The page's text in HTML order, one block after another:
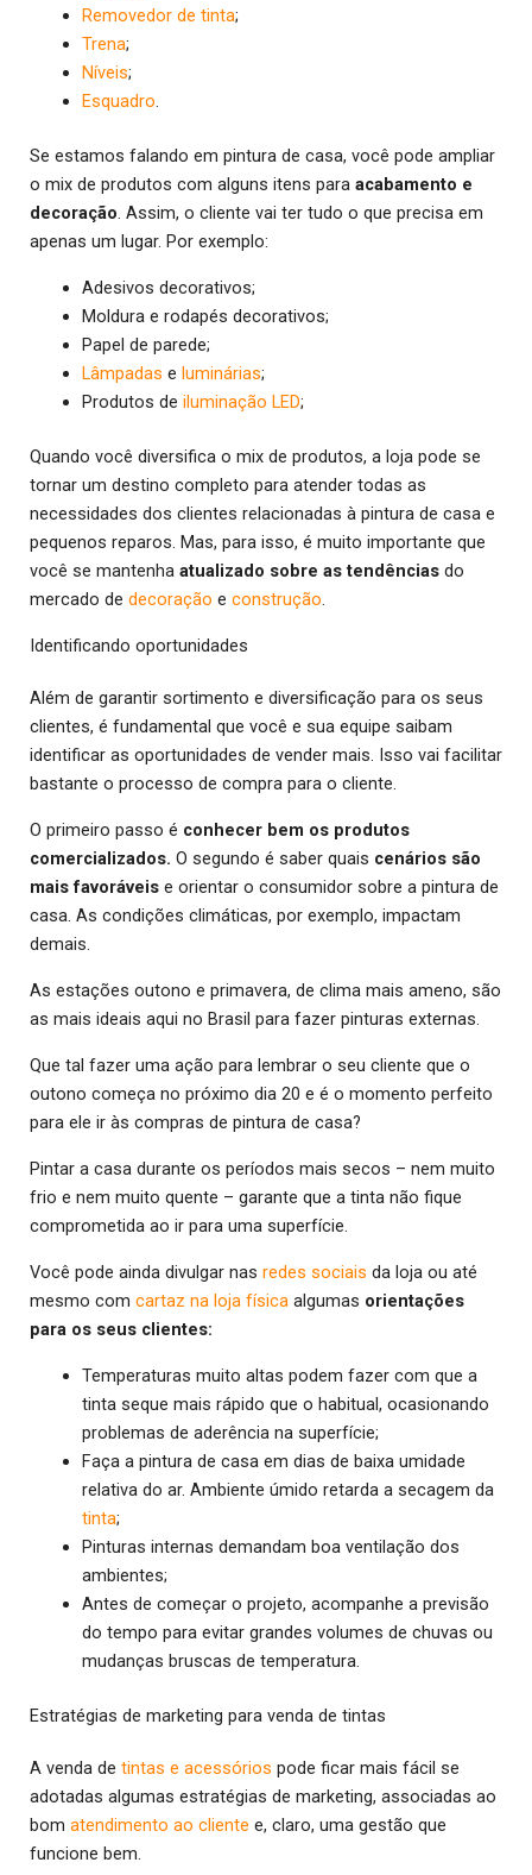
Removedor de tinta;
Trena;
Níveis;
Esquadro.
Se estamos falando em pintura de casa, você pode ampliar
o mix de produtos com alguns itens para acabamento e
decoração. Assim, o cliente vai ter tudo o que precisa em
apenas um lugar. Por exemplo:
Adesivos decorativos;
Moldura e rodapés decorativos;
Papel de parede;
Lâmpadas e luminárias;
Produtos de iluminação LED;
Quando você diversifica o mix de produtos, a loja pode se
tornar um destino completo para atender todas as
necessidades dos clientes relacionadas à pintura de casa e
pequenos reparos. Mas, para isso, é muito importante que
você se mantenha atualizado sobre as tendências do
mercado de decoração e construção.
Identificando oportunidades
Além de garantir sortimento e diversificação para os seus
clientes, é fundamental que você e sua equipe saibam
identificar as oportunidades de vender mais. Isso vai facilitar
bastante o processo de compra para o cliente.
O primeiro passo é conhecer bem os produtos
comercializados. O segundo é saber quais cenários são
mais favoráveis e orientar o consumidor sobre a pintura de
casa. As condições climáticas, por exemplo, impactam
demais.
As estações outono e primavera, de clima mais ameno, são
as mais ideais aqui no Brasil para fazer pinturas externas.
Que tal fazer uma ação para lembrar o seu cliente que o
outono começa no próximo dia 20 e é o momento perfeito
para ele ir às compras de pintura de casa?
Pintar a casa durante os períodos mais secos – nem muito
frio e nem muito quente – garante que a tinta não fique
comprometida ao ir para uma superfície.
Você pode ainda divulgar nas redes sociais da loja ou até
mesmo com cartaz na loja física algumas orientações
para os seus clientes:
Temperaturas muito altas podem fazer com que a
tinta seque mais rápido que o habitual, ocasionando
problemas de aderência na superfície;
Faça a pintura de casa em dias de baixa umidade
relativa do ar. Ambiente úmido retarda a secagem da
tinta;
Pinturas internas demandam boa ventilação dos
ambientes;
Antes de começar o projeto, acompanhe a previsão
do tempo para evitar grandes volumes de chuvas ou
mudanças bruscas de temperatura.
Estratégias de marketing para venda de tintas
A venda de tintas e acessórios pode ficar mais fácil se
adotadas algumas estratégias de marketing, associadas ao
bom atendimento ao cliente e, claro, uma gestão que
funcione bem.